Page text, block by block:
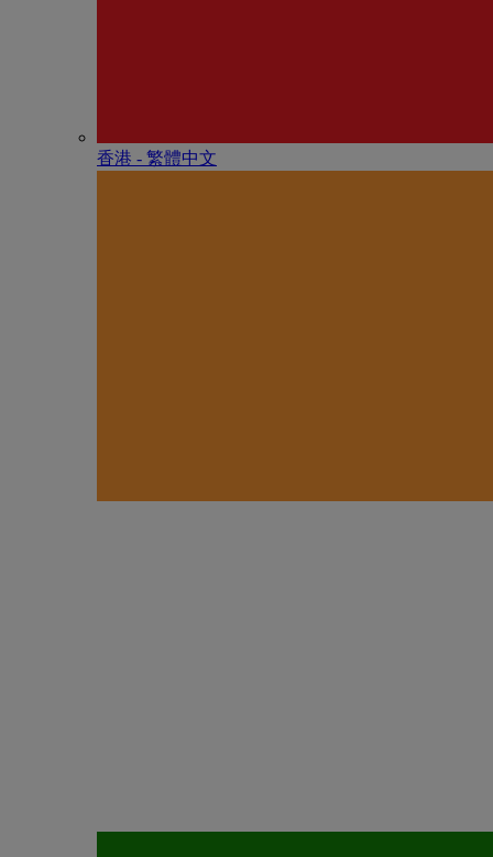
香港 - 繁體中文